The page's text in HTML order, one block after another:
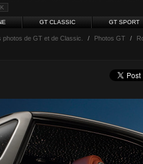
GT CLASSIC GT SPORT
photos de GT et de Classic. / Photos GT /